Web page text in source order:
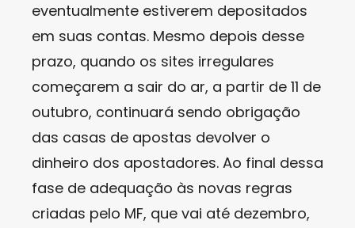
eventualmente estiverem depositados
em suas contas. Mesmo depois desse
prazo, quando os sites irregulares
começarem a sair do ar, a partir de 11 de
outubro, continuará sendo obrigação
das casas de apostas devolver o
dinheiro dos apostadores. Ao final dessa
fase de adequação às novas regras
criadas pelo MF, que vai até dezembro,